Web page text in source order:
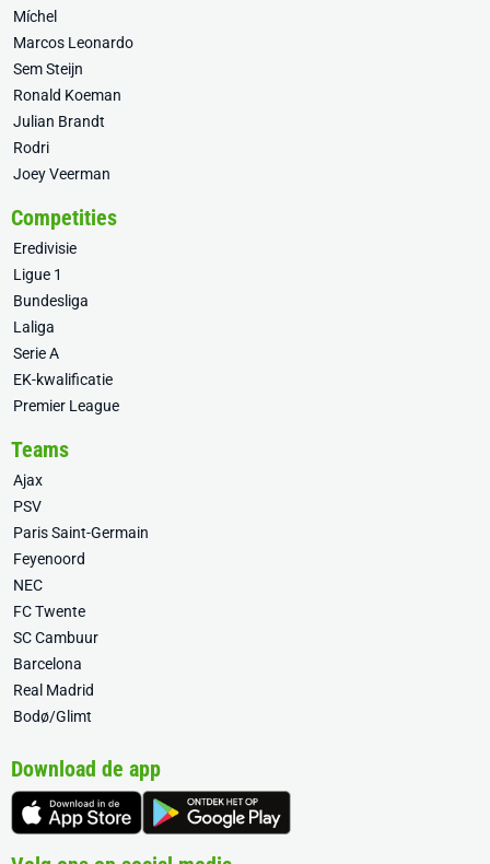
Míchel
Marcos Leonardo
Sem Steijn
Ronald Koeman
Julian Brandt
Rodri
Joey Veerman
Competities
Eredivisie
Ligue 1
Bundesliga
Laliga
Serie A
EK-kwalificatie
Premier League
Teams
Ajax
PSV
Paris Saint-Germain
Feyenoord
NEC
FC Twente
SC Cambuur
Barcelona
Real Madrid
Bodø/Glimt
Download de app